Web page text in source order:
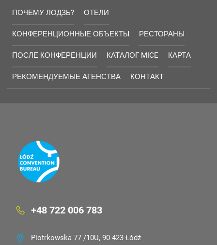
ПОЧЕМУ ЛОДЗЬ? ОТЕЛИ
КОНФЕРЕНЦИОННЫЕ ОБЪЕКТЫ РЕСТОРАНЫ
ПОСЛЕ КОНФЕРЕНЦИИ КАТАЛОГ MICE КАРТА
РЕКОМЕНДУЕМЫЕ АГЕНСТВА КОНТАКТ
+48 722 006 783
Piotrkowska 77 /10U, 90-423 Łódź